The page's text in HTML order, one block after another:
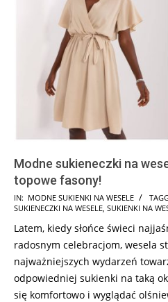
Modne sukieneczki na
topowe fasony!
2025-
02-
13
IN: MODNE SUKIENKI NA WESELE
SUKIENECZKI NA WESELE, SUKIENKI NA
Latem, kiedy słońce świeci
radosnym celebracjom, wesela
najważniejszych wydarzeń
odpowiedniej sukienki na taką
się komfortowo i wyglądać